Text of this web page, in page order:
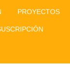
PROYECTOS